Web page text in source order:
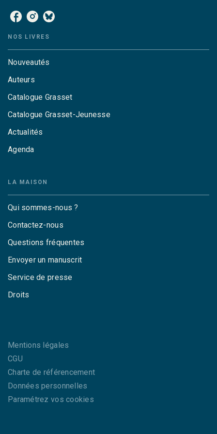
NOS LIVRES
Nouveautés
Auteurs
Catalogue Grasset
Catalogue Grasset-Jeunesse
Actualités
Agenda
LA MAISON
Qui sommes-nous ?
Contactez-nous
Questions fréquentes
Envoyer un manuscrit
Service de presse
Droits
Mentions légales
CGU
Charte de référencement
Données personnelles
Paramétrez vos cookies